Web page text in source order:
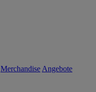
Merchandise Angebote